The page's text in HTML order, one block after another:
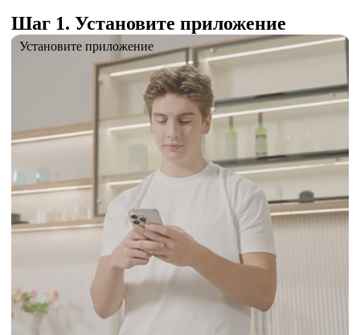
Шаг 1. Установите приложение
Установите приложение